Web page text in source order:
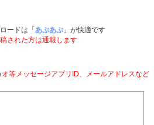
ードは「 あぷあぷ 」が快適です
された方は通報します
等メッセージアプリID、メールアドレスなど